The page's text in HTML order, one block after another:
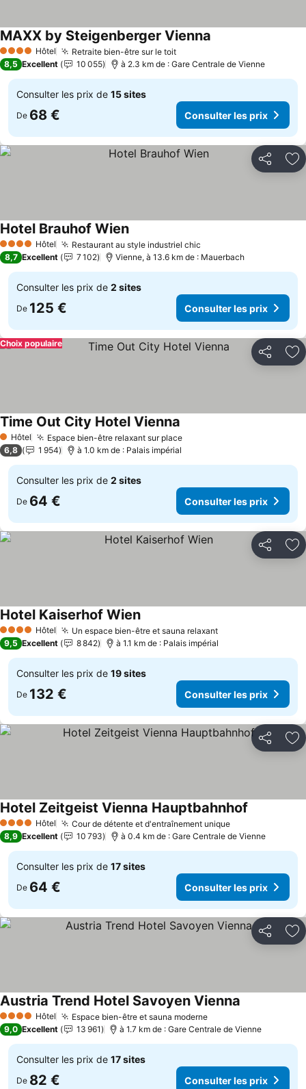
4 Étoiles Hôtel Retraite bien-être sur le toit
MAXX by Steigenberger Vienna
8,5 Excellent 10 055 à 2.3 km de : Gare Centrale de Vienne
Consulter les prix de 15 sites
De 68 € Consulter les prix
Partager
4 Étoiles Hôtel Restaurant au style industriel chic
Hotel Brauhof Wien
8,7 Excellent 7 102 Vienne, à 13.6 km de : Mauerbach
Consulter les prix de 2 sites
De 125 € Consulter les prix
Partager
Choix populaire
1 Étoiles
Hôtel Espace bien-être relaxant sur place
Time Out City Hotel Vienna
6,8 1 954 à 1.0 km de : Palais impérial
Consulter les prix de 2 sites
De 64 € Consulter les prix
Partager
4 Étoiles Hôtel Un espace bien-être et sauna relaxant
Hotel Kaiserhof Wien
9,5 Excellent 8 842 à 1.1 km de : Palais impérial
Consulter les prix de 19 sites
De 132 € Consulter les prix
Partager
4 Étoiles Hôtel Cour de détente et d'entraînement unique
Hotel Zeitgeist Vienna Hauptbahnhof
8,9 Excellent 10 793 à 0.4 km de : Gare Centrale de Vienne
Consulter les prix de 17 sites
De 64 € Consulter les prix
Partager
4 Étoiles Hôtel Espace bien-être et sauna moderne
Austria Trend Hotel Savoyen Vienna
9,0 Excellent 13 961 à 1.7 km de : Gare Centrale de Vienne
Consulter les prix de 17 sites
De 82 € Consulter les prix